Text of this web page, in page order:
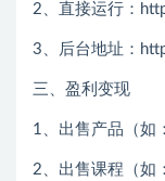
2、直接运行：
3、后台地址：
三、盈利变现
1、出售产品（如
2、出售课程（如